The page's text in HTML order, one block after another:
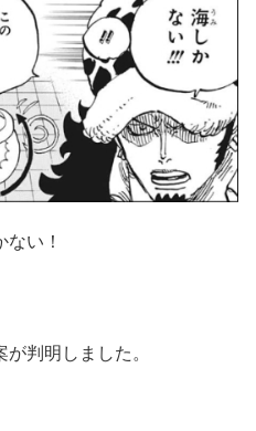
ない！
判明しました。